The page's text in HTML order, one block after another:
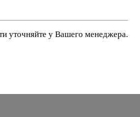
уточняйте у Вашего менеджера.